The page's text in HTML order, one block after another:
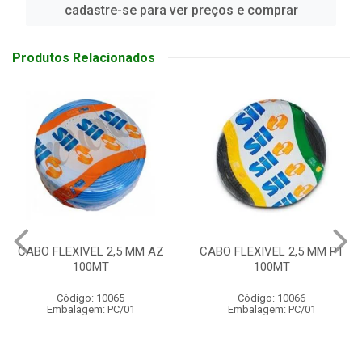
cadastre-se para ver preços e comprar
Produtos Relacionados
CABO FLEXIVEL 2,5 MM PT
100MT
Código: 10066
Embalagem: PC/01
CABO FLEXIVEL 2,5 MM
100MT
Código: 10067
Embalagem: PC/01